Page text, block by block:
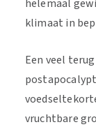
helemaal
klimaat in
Een veel
vruchtbare